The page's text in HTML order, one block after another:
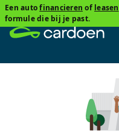
Een autofinancieren of leasen
formule die bij je past.